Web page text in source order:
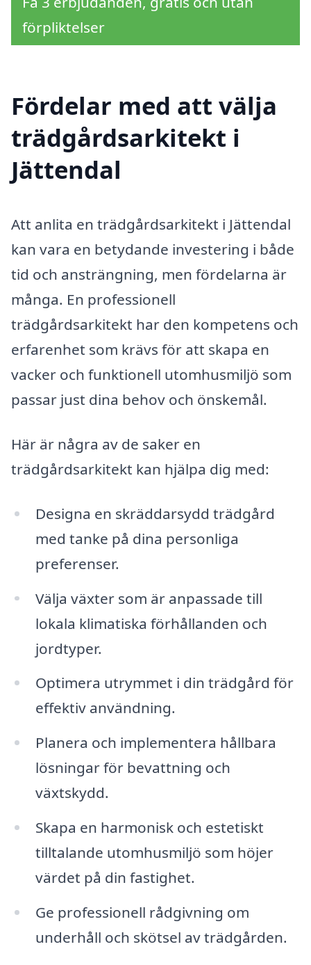
förpliktelser
Fördelar med att välja
trädgårdsarkitekt i
Jättendal
Att anlita en trädgårdsarkitekt i Jättendal
kan vara en betydande investering i både
tid och ansträngning, men fördelarna är
många. En professionell
trädgårdsarkitekt har den kompetens och
erfarenhet som krävs för att skapa en
vacker och funktionell utomhusmiljö som
passar just dina behov och önskemål.
Här är några av de saker en
trädgårdsarkitekt kan hjälpa dig med:
Designa en skräddarsydd trädgård
med tanke på dina personliga
preferenser.
Välja växter som är anpassade till
lokala klimatiska förhållanden och
jordtyper.
Optimera utrymmet i din trädgård för
effektiv användning.
Planera och implementera hållbara
lösningar för bevattning och
växtskydd.
Skapa en harmonisk och estetiskt
tilltalande utomhusmiljö som höjer
värdet på din fastighet.
Ge professionell rådgivning om
underhåll och skötsel av trädgården.